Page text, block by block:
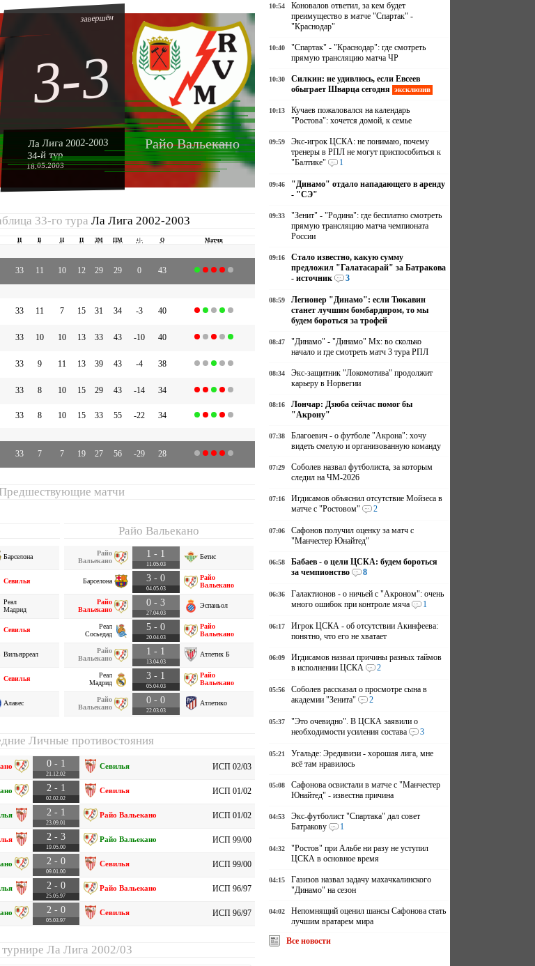
Райо Вальекано
завершён
3-3
Ла Лига 2002-2003
34-й тур
18.05.2003
33-го тура Ла Лига 2002-2003
И В Н П ЗМ ПМ +|- О Матчи
33 11 10 12 29 29 0 43
33 11 7 15 31 34 -3 40
33 10 10 13 33 43 -10 40
33 9 11 13 39 43 -4 38
33 8 10 15 29 43 -14 34
33 8 10 15 33 55 -22
34
33 7 7 19 27 56 -29 28
Предшествующие матчи
Барселона
Севилья
Реал
Мадрид
Севилья
Вильярреал
Севилья
Алавес
Райо Вальекано
Райо
Вальекано
1 - 1
11.05.03
Бетис
Барселона 3 - 0
04.05.03
Райо
Вальекано
Райо
Вальекано
0 - 3
27.04.03
Эспаньол
Реал
Сосьедад
5 - 0
20.04.03
Райо
Вальекано
Райо
Вальекано
1 - 1
13.04.03
Атлетик Б
Реал
Мадрид
3 - 1
05.04.03
Райо
Вальекано
Райо
Вальекано
0 - 0
22.03.03
Атлетико
Личные противостояния
0 - 1
21.12.02
Севилья ИСП 02/03
2 - 1
02.02.02
Севилья ИСП 01/02
2 - 1
23.09.01
Райо Вальекано ИСП 01/02
2 - 3
19.05.00
Райо Вальекано ИСП 99/00
2 - 0
09.01.00
Севилья ИСП 99/00
2 - 0
25.05.97
Райо Вальекано ИСП 96/97
2 - 0
05.03.97
Севилья ИСП 96/97
Ла Лига 2002/03
10:54
Коновалов ответил, за кем будет
преимущество в матче "Спартак" -
"Краснодар"
10:40
"Спартак" - "Краснодар": где смотреть
прямую трансляцию матча ЧР
10:30
Силкин: не удивлюсь, если Евсеев
обыграет Шварца сегодня
эксклюзив
10:13
Кучаев пожаловался на календарь
"Ростова": хочется домой, к семье
09:59
Экс-игрок ЦСКА: не понимаю, почему
тренеры в РПЛ не могут приспособиться к
"Балтике"
1
09:46
"Динамо" отдало нападающего в аренду
- "СЭ"
09:33
"Зенит" - "Родина": где бесплатно смотреть
прямую трансляцию матча чемпионата
России
09:16
Стало известно, какую сумму
предложил "Галатасарай" за Батракова
- источник
3
08:59
Легионер "Динамо": если Тюкавин
станет лучшим бомбардиром, то мы
будем бороться за трофей
08:47
"Динамо" - "Динамо" Мх: во сколько
начало и где смотреть матч 3 тура РПЛ
08:34
Экс-защитник "Локомотива" продолжит
карьеру в Норвегии
08:16
Лончар: Дзюба сейчас помог бы
"Акрону"
07:38
Благоевич - о футболе "Акрона": хочу
видеть смелую и организованную команду
07:29
Соболев назвал футболиста, за которым
следил на ЧМ-2026
07:16
Игдисамов объяснил отсутствие Мойзеса в
матче с "Ростовом"
2
07:06
Сафонов получил оценку за матч с
"Манчестер Юнайтед"
06:58
Бабаев - о цели ЦСКА: будем бороться
за чемпионство
8
06:36
Галактионов - о ничьей с "Акроном": очень
много ошибок при контроле мяча
1
06:17
Игрок ЦСКА - об отсутствии Акинфеева:
понятно, что его не хватает
06:09
Игдисамов назвал причины разных таймов
в исполнении ЦСКА
2
05:56
Соболев рассказал о просмотре сына в
академии "Зенита"
2
05:37
"Это очевидно". В ЦСКА заявили о
необходимости усиления состава
3
05:21
Угальде: Эредивизи - хорошая лига, мне
всё там нравилось
05:08
Сафонова освистали в матче с "Манчестер
Юнайтед" - известна причина
04:53
Экс-футболист "Спартака" дал совет
Батракову
1
04:32
"Ростов" при Альбе ни разу не уступил
ЦСКА в основное время
04:15
Газизов назвал задачу махачкалинского
"Динамо" на сезон
04:02
Непомнящий оценил шансы Сафонова стать
лучшим вратарем мира
Все новости